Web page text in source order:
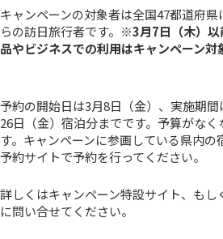
キャンペーンの対象者は全国47都道府
らの訪日旅行者です。 ※3月7日（木）以
品やビジネスでの利用はキャンペーン対
予約の開始日は3月8日（金）、実施期
26日（金）宿泊分までです。予算がな
す。キャンペーンに参画している県内
予約サイトで予約を行ってください。
詳しくはキャンペーン特設サイト、もし
に問い合せてください。